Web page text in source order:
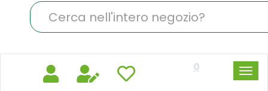
Cerca
Prodotto
0